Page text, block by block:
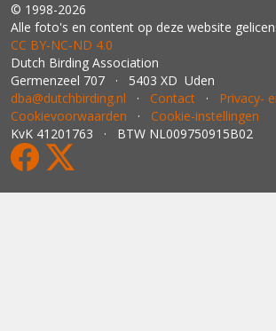
© 1998-2026
Alle foto's en content op deze website
CC BY‑NC‑ND 4.0
Dutch Birding Association
Germenzeel 707 · 5403 XD Uden
dba@dutchbirding.nl · Contact · Privacy-
Cookievoorwaarden · Cookie-instellingen
KvK 41201763 · BTW NL009750915B02